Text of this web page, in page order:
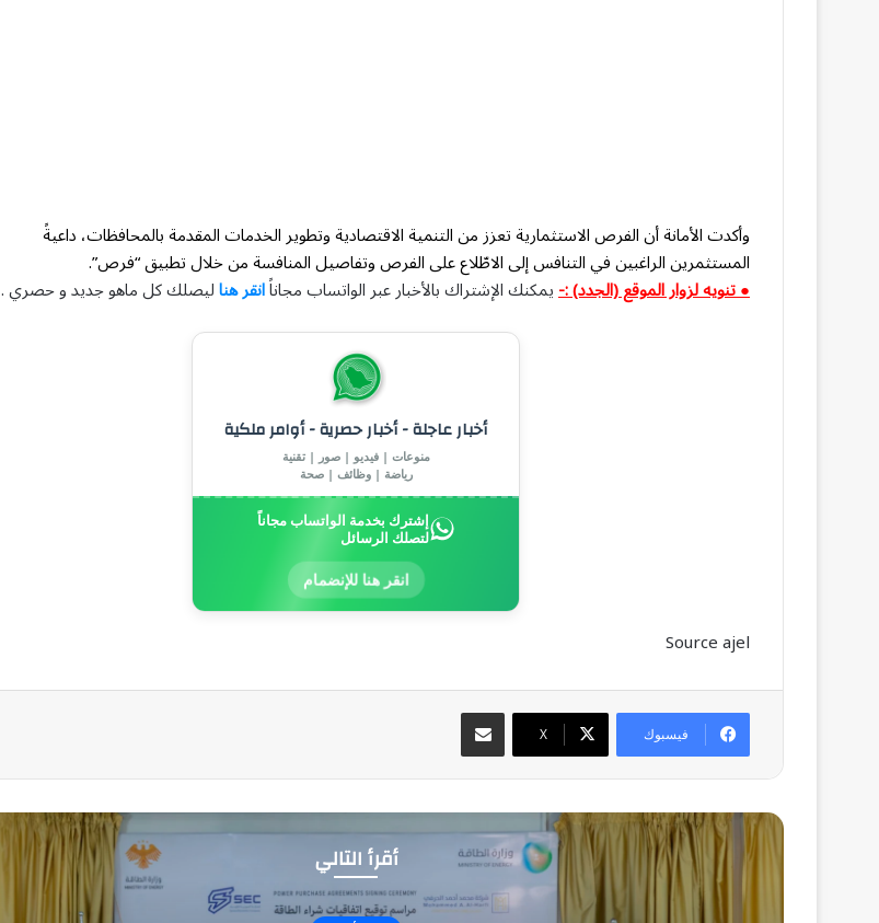
وأكدت الأمانة أن الفرص الاستثمارية تعزز من التنمية الاقتصادية وتطوير الخدمات المقدمة بالمحافظات، داعيةً
المستثمرين الراغبين في التنافس إلى الاطّلاع على الفرص وتفاصيل المنافسة من خلال تطبيق “فرص”.
● تنويه لزوار الموقع (الجدد) :-يمكنك الإشتراك بالأخبار عبر الواتساب مجاناًانقر هناليصلك كل ماهو جديد و حصري .
أخبار عاجلة - أخبار حصرية - أوامر ملكية
منوعات | فيديو | صور | تقنية
رياضة | وظائف | صحة
إشترك بخدمة الواتساب مجاناً
لتصلك الرسائل
انقر هنا للإنضمام
Source ajel
فيسبوك ‫X
مشاركة عبر البريد
أقرأ التالي